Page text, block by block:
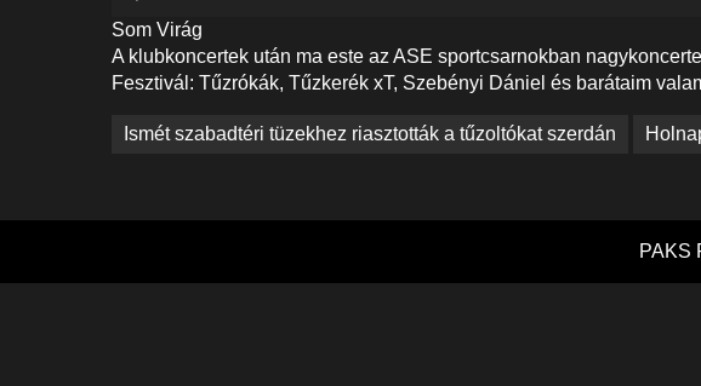
lejátszó
Som Virág
A klubkoncertek után ma este az ASE sportcsarnokban
Fesztivál: Tűzrókák, Tűzkerék xT, Szebényi Dániel és barátaim
Bejegyzés
Ismét szabadtéri tüzekhez riasztották a tűzoltókat szerdán
PAKS